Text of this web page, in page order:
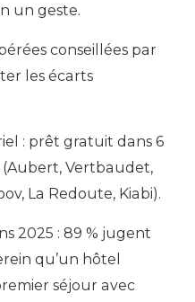
un geste.
conseillées par
les écarts
: prêt gratuit dans 6
(Aubert, Vertbaudet,
La Redoute, Kiabi).
2025 : 89 % jugent
qu’un hôtel
séjour avec